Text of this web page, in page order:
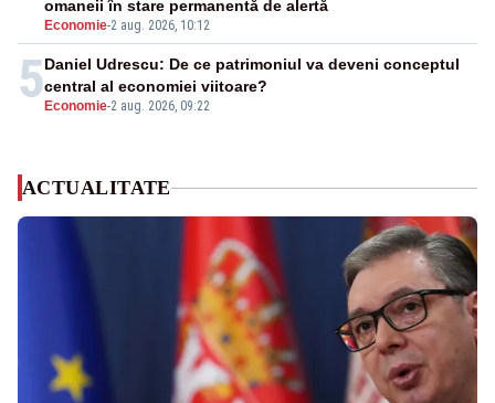
Economie-2 aug. 2026, 10:12
omaneii în stare permanentă de alertă
5 Economie-2 aug. 2026, 09:22
Daniel Udrescu: De ce patrimoniul va deveni conceptul
central al economiei viitoare?
ACTUALITATE